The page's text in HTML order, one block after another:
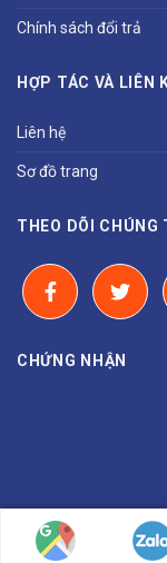
Chính sách đổi trả
HỢP TÁC VÀ LIÊN
Liên hệ
Sơ đồ trang
THEO DÕI CHÚNG
CHỨNG NHẬN